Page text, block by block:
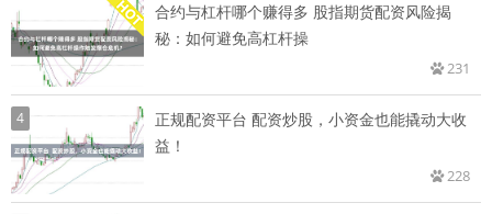
合约与杠杆哪个赚得多 股指期货配资风险揭
秘：如何避免高杠杆操
231
4
正规配资平台 配资炒股，小资金也能撬动大收
益！
228